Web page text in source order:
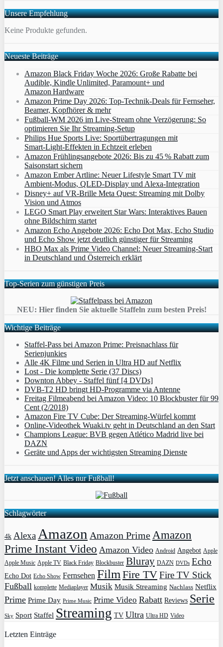
Unsere Empfehlung
Keine Produkte gefunden.
Neueste Beiträge
Amazon Black Friday Woche 2026: Große Rabatte bei
Audible, Kindle Unlimited, Paramount+ und
Amazon Hardware
Amazon Prime Day 2026: Top-Technik-Deals für Fernseher,
Beamer, Kopfhörer & mehr
Fußball-WM 2026 im Live-Stream ohne Verzögerung: So
optimieren Sie Ihr Streaming-Setup
Philips Hue Sports Live: Sportübertragungen mit
Smart‑Light‑Effekten in Echtzeit erleben
Amazon Frühlingsangebote 2026: Bis zu 45 % Rabatt zum
Saisonstart sichern
Amazon Ember Artline: Neuer Lifestyle Smart TV mit
Ambient‑Modus, QLED‑Display und Alexa‑Integration
Disney+ auf VR-Brille Meta Quest: Streaming mit Dolby
Vision und Atmos
LEGO Smart Play erweitert Star Wars: Interaktives Bauen
ohne Bildschirm startet
Amazon Echo Angebote 2026: Echo Dot Max, Echo Studio
und Echo Show jetzt deutlich günstiger für Streaming
HBO Max als Prime Video Channel: Neuer Streaming‑Start
in Deutschland und Österreich erklärt
Top-Serien zum günstigen Preis
NEU: Hier finden Sie aktuelle Staffeln zum besten Preis!
Wichtige Beiträge
Staffel-Pass bei Amazon Prime: Preisnachlass für
Serienjunkies
Alle 4K Filme und Serien in Ultra HD auf Netflix
Lost - Die komplette Serie (37 Discs)
Downton Abbey - Staffel fünf [4 DVDs]
DVB-T2 HD bringt HD-Programme via Antenne
Freitag Filmeabend bei Amazon Video: 10 Blockbuster für 99
Cent (2/2018)
Amazon Fire TV Cube: Der Streaming-Würfel kommt
Online-Videothek Wuaki.tv geht in Deutschland an den Start
Champions League: BVB gegen Atlético Madrid live bei
DAZN
Geräte und Apps der wichtigsten Streaming Dienste
Jetzt anschauen! Alles nur Fußball!
Schlagwörter
4k Alexa Amazon Amazon Prime Amazon
Prime Instant Video Amazon Video Android Angebot Apple
Apple Music Apple TV Black Friday Blockbuster Bluray DAZN DVDs Echo
Echo Dot Echo Show Fernsehen Film Fire TVFire TV Stick
Fußball komplette Mediaplayer Musik Musik Streaming Nachlass Netflix
Prime Prime Day Prime Music Prime Video Rabatt Reviews Serie
Sky Sport Staffel Streaming TV Ultra Ultra HD Video
Letzten Einträge